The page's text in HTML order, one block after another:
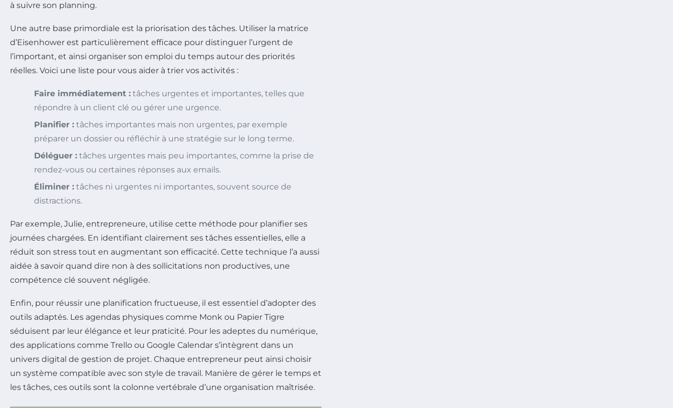
à suivre son planning.
Une autre base primordiale est la priorisation des tâches. Utiliser la matrice
d’Eisenhower est particulièrement efficace pour distinguer l’urgent de
l’important, et ainsi organiser son emploi du temps autour des priorités
réelles. Voici une liste pour vous aider à trier vos activités :
Faire immédiatement : tâches urgentes et importantes, telles que
répondre à un client clé ou gérer une urgence.
Planifier : tâches importantes mais non urgentes, par exemple
préparer un dossier ou réfléchir à une stratégie sur le long terme.
Déléguer : tâches urgentes mais peu importantes, comme la prise de
rendez-vous ou certaines réponses aux emails.
Éliminer : tâches ni urgentes ni importantes, souvent source de
distractions.
Par exemple, Julie, entrepreneure, utilise cette méthode pour planifier ses
journées chargées. En identifiant clairement ses tâches essentielles, elle a
réduit son stress tout en augmentant son efficacité. Cette technique l’a aussi
aidée à savoir quand dire non à des sollicitations non productives, une
compétence clé souvent négligée.
Enfin, pour réussir une planification fructueuse, il est essentiel d’adopter des
outils adaptés. Les agendas physiques comme Monk ou Papier Tigre
séduisent par leur élégance et leur praticité. Pour les adeptes du numérique,
des applications comme Trello ou Google Calendar s’intègrent dans un
univers digital de gestion de projet. Chaque entrepreneur peut ainsi choisir
un système compatible avec son style de travail. Manière de gérer le temps et
les tâches, ces outils sont la colonne vertébrale d’une organisation maîtrisée.